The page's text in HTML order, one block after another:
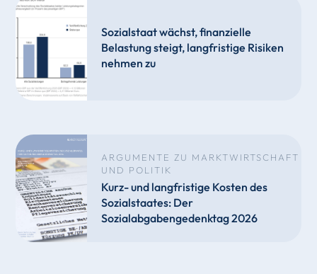
Sozialstaat wächst, finanzielle
Belastung steigt, langfristige Risiken
nehmen zu
ARGUMENTE ZU MARKTWIRTSCHAFT
UND POLITIK
Kurz- und langfristige Kosten des
Sozialstaates: Der
Sozialabgabengedenktag 2026